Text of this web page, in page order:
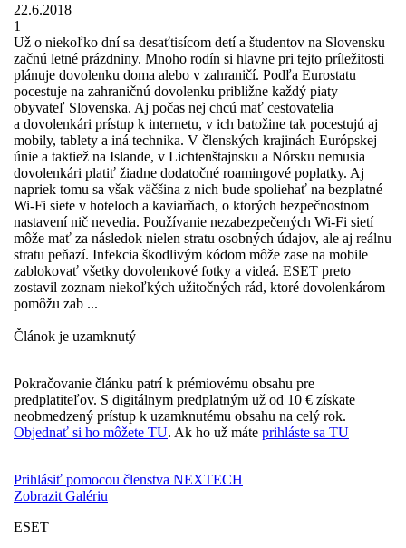
22.6.2018
1
Už o niekoľko dní sa desaťtisícom detí a študentov na Slovensku
začnú letné prázdniny. Mnoho rodín si hlavne pri tejto príležitosti
plánuje dovolenku doma alebo v zahraničí. Podľa Eurostatu
pocestuje na zahraničnú dovolenku približne každý piaty
obyvateľ Slovenska. Aj počas nej chcú mať cestovatelia
a dovolenkári prístup k internetu, v ich batožine tak pocestujú aj
mobily, tablety a iná technika. V členských krajinách Európskej
únie a taktiež na Islande, v Lichtenštajnsku a Nórsku nemusia
dovolenkári platiť žiadne dodatočné roamingové poplatky. Aj
napriek tomu sa však väčšina z nich bude spoliehať na bezplatné
Wi-Fi siete v hoteloch a kaviarňach, o ktorých bezpečnostnom
nastavení nič nevedia. Používanie nezabezpečených Wi-Fi sietí
môže mať za následok nielen stratu osobných údajov, ale aj reálnu
stratu peňazí. Infekcia škodlivým kódom môže zase na mobile
zablokovať všetky dovolenkové fotky a videá. ESET preto
zostavil zoznam niekoľkých užitočných rád, ktoré dovolenkárom
pomôžu zab ...
Článok je uzamknutý
Pokračovanie článku patrí k prémiovému obsahu pre
predplatiteľov. S digitálnym predplatným už od 10 € získate
neobmedzený prístup k uzamknutému obsahu na celý rok.
Objednať si ho môžete TU. Ak ho už máte prihláste sa TU
Prihlásiť pomocou členstva NEXTECH
Zobrazit Galériu
ESET